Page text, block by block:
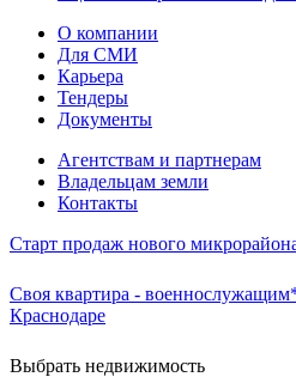
О компании
Для СМИ
Карьера
Тендеры
Документы
Агентствам и партнерам
Владельцам земли
Контакты
Старт продаж нового
Своя квартира -
Краснодаре
Выбрать недвижимость